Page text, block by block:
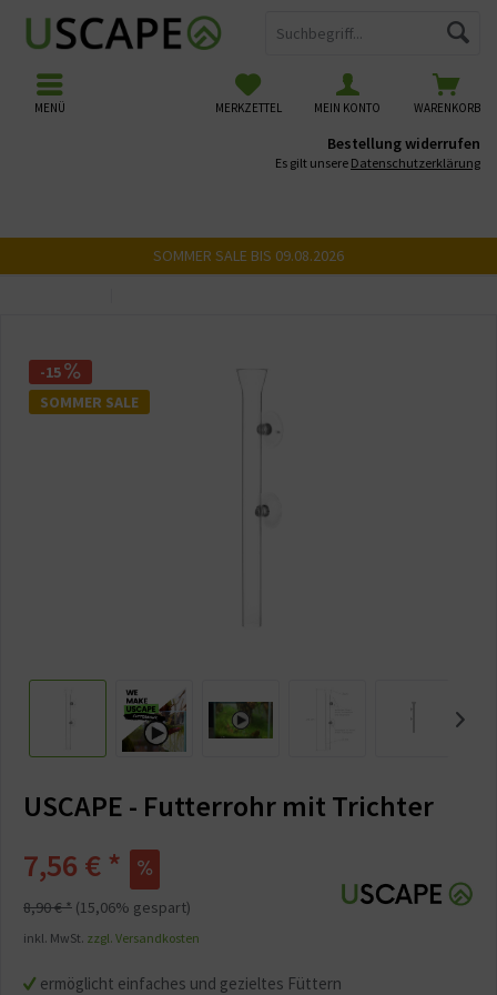
WARENKORB
MERKZETTEL MEIN KONTO
MENÜ
Bestellung widerrufen
Es gilt unsere Datenschutzerklärung
SOMMER SALE BIS 09.08.2026
-15
SOMMER SALE
USCAPE - Futterrohr mit Trichter
ermöglicht einfaches und gezieltes Füttern
7,56 € *
8,90 € * (15,06% gespart)
inkl. MwSt. zzgl. Versandkosten